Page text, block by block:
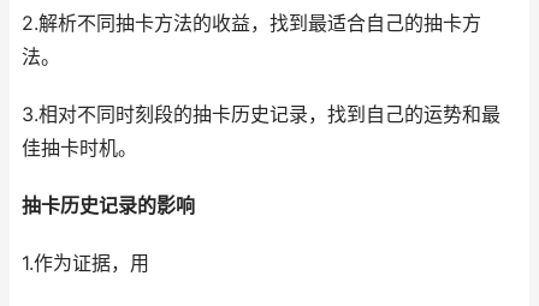
2.解析不同抽卡方法的收益，找到最适合自己的抽卡方
法。
3.相对不同时刻段的抽卡历史记录，找到自己的运势和最
佳抽卡时机。
抽卡历史记录的影响
1.作为证据，用